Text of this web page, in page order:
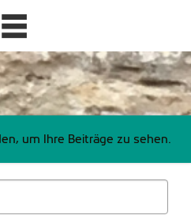
um Ihre Beiträge zu sehen.